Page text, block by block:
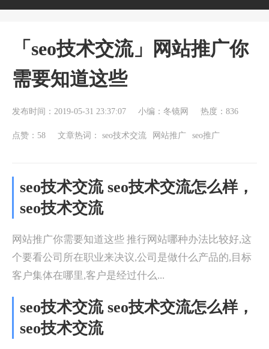
「seo技术交流」网站推广你
需要知道这些
发布时间：2019-05-31 23:37:07 小编：冬镜网 热度：836
点赞：58 文章热词： seo技术交流 网站推广 seo推广
seo技术交流 seo技术交流怎么样，
seo技术交流
网站推广你需要知道这些 推行网站哪种办法比较好,这
个要看公司所在职业来决议,公司是做什么产品的,目标
客户集体在哪里,客户是经过什么...
seo技术交流 seo技术交流怎么样，
seo技术交流